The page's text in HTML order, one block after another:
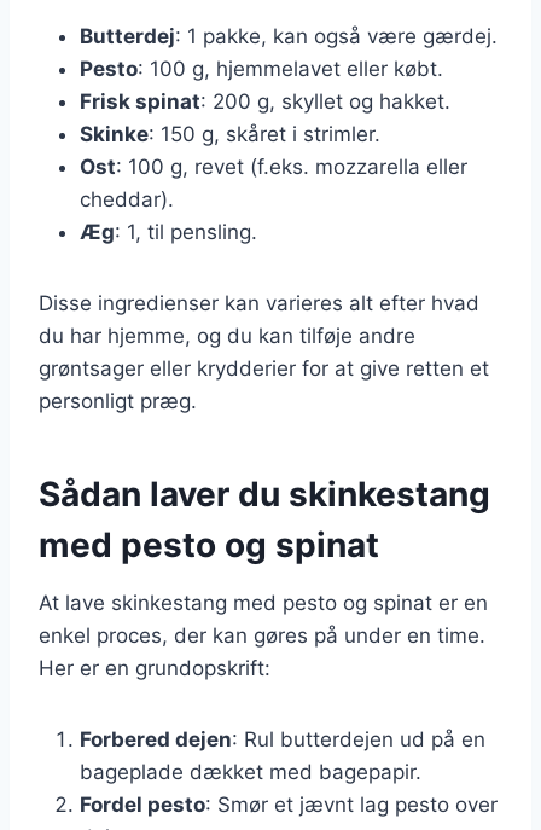
Butterdej: 1 pakke, kan også være gærdej.
Pesto: 100 g, hjemmelavet eller købt.
Frisk spinat: 200 g, skyllet og hakket.
Skinke: 150 g, skåret i strimler.
Ost: 100 g, revet (f.eks. mozzarella eller
cheddar).
Æg: 1, til pensling.
Disse ingredienser kan varieres alt efter hvad
du har hjemme, og du kan tilføje andre
grøntsager eller krydderier for at give retten et
personligt præg.
Sådan laver du skinkestang
med pesto og spinat
At lave skinkestang med pesto og spinat er en
enkel proces, der kan gøres på under en time.
Her er en grundopskrift:
Forbered dejen: Rul butterdejen ud på en
bageplade dækket med bagepapir.
Fordel pesto: Smør et jævnt lag pesto over